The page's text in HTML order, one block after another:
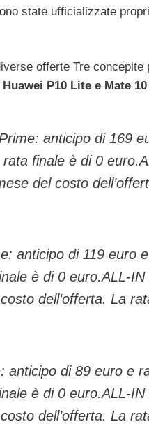
state ufficializzate
offerte Tre
P10 Lite e Mate
anticipo di 169
rata finale è di 0
del costo
anticipo di 119 euro
è di 0 euro.ALL-
dell’offerta. La
anticipo di 89 euro e
è di 0 euro.ALL-
dell’offerta. La